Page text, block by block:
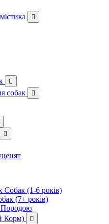


собак 

(1-6 років)
(7+ років)
Породою
Корм)
